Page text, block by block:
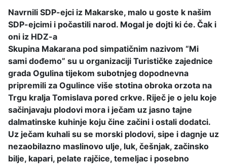
Navrnili SDP-ejci iz Makarske, malo u goste k našim
SDP-ejcimi i počastili narod. Mogal je dojti ki će. Čak i
oni iz HDZ-a
Skupina Makarana pod simpatičnim nazivom “Mi
sami dođemo” su u organizaciji Turističke zajednice
grada Ogulina tijekom subotnjeg dopodnevna
pripremili za Ogulince više stotina obroka orzota na
Trgu kralja Tomislava pored crkve. Riječ je o jelu koje
sačinjavaju plodovi mora i ječam uz jasno tajne
dalmatinske kuhinje koju čine začini i ostali dodatci.
Uz ječam kuhali su se morski plodovi, sipe i dagnje uz
nezaobilazno maslinovo ulje, luk, češnjak, začinsko
bilje, kapari, pelate rajčice, temeljac i posebno